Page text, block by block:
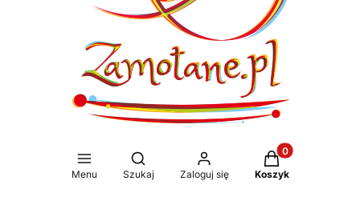
Menu
Otwórz wyszukiwarkę
Szukaj Zaloguj się
Produkty w
Koszyk